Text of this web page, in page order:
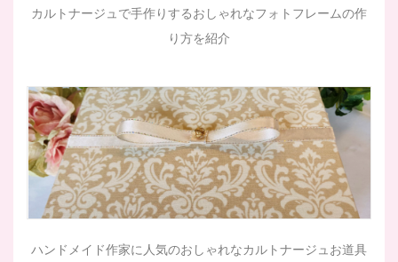
カルトナージュで手作りするおしゃれなフォトフレームの作
り方を紹介
ハンドメイド作家に人気のおしゃれなカルトナージュお道具